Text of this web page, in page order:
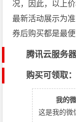
况，因此，以上
最新活动展示为
券后购买都是最便
腾讯云服务
购买可领取
我的
这是我的微